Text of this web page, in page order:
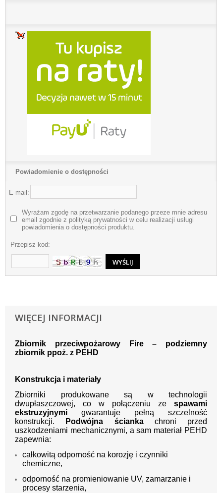
Powiadomienie o dostępności
E-mail:
Wyrażam zgodę na przetwarzanie podanego przeze mnie adresu
email zgodnie z polityką prywatności w celu realizacji usługi
powiadomienia o dostępności produktu.
Przepisz kod:
WIĘCEJ INFORMACJI
Zbiornik przeciwpożarowy Fire – podziemny
zbiornik ppoż. z PEHD
Konstrukcja i materiały
Zbiorniki produkowane są w technologii
dwupłaszczowej, co w połączeniu ze spawami
ekstruzyjnymi gwarantuje pełną szczelność
konstrukcji.
Podwójna ściankachroni przed
uszkodzeniami mechanicznymi, a sam materiał PEHD
zapewnia:
całkowitą odporność na korozję i czynniki
chemiczne,
odporność na promieniowanie UV, zamarzanie i
procesy starzenia,